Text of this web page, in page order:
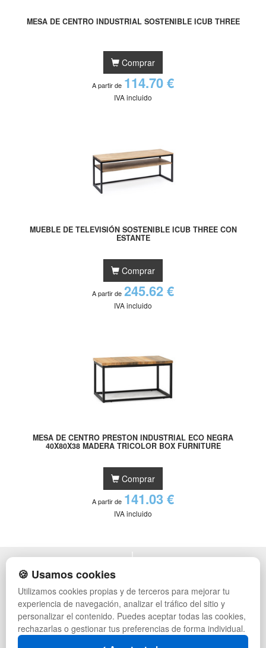
MESA DE CENTRO INDUSTRIAL SOSTENIBLE ICUB THREE
Comprar
A partir de 114.70 €
IVA incluido
MUEBLE DE TELEVISIÓN SOSTENIBLE ICUB THREE CON
ESTANTE
Comprar
A partir de 245.62 €
IVA incluido
MESA DE CENTRO PRESTON INDUSTRIAL ECO NEGRA
40X80X38 MADERA TRICOLOR BOX FURNITURE
Comprar
A partir de 141.03 €
IVA incluido
POLÍTICA DE PRIVACIDAD
CONDICIONES DE USO
CAMBIOS Y DEVOLUCIONES
CONTACTO
QUIENES SOMOS
MAPA WEB
PREGUNTAS FRECUENTES
MUEBLES VINTAGE
MUEBLES HOSTELERÍA
SUMINISTROS HOSTELERÍA
TIENDA DE DEPORTES
🍪 Usamos cookies
Utilizamos cookies propias y de terceros para mejorar tu
experiencia de navegación, analizar el tráfico del sitio y
personalizar el contenido. Puedes aceptar todas las cookies,
rechazarlas o gestionar tus preferencias de forma individual.